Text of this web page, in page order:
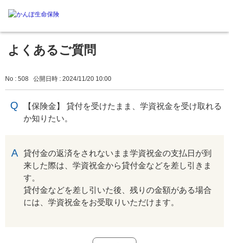
よくあるご質問
No : 508 公開日時 : 2024/11/20 10:00
【保険金】 貸付を受けたまま、学資祝金を受け取れる
か知りたい。
貸付金の返済をされないまま学資祝金の支払日が到
来した際は、学資祝金から貸付金などを差し引きま
す。
貸付金などを差し引いた後、残りの金額がある場合
には、学資祝金をお受取りいただけます。